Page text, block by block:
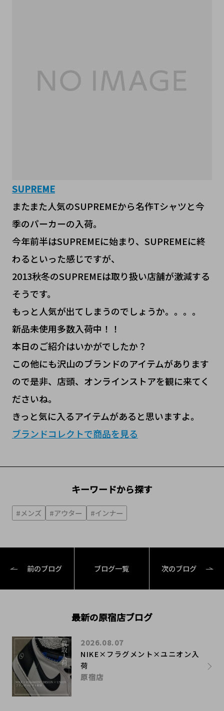
SUPREME
またまた人気のSUPREMEから名作Tシャツと今
季のパーカーの入荷。
今年前半はSUPREMEに始まり、SUPREMEに終
わるといった感じですが、
2013秋冬のSUPREMEは取り扱い店舗が激減する
そうです。
もっと人気が出てしまうのでしょうか。。。。
新品未使用多数入荷中！！
本日のご紹介はいかがでしたか？
この他にも沢山のブランドのアイテムがあります
ので是非、店頭、オンラインストアを観に来てく
ださいね。
きっと気に入るアイテムがあると思いますよ。
ブランドコレクトで商品を見る
キーワードから探す
#メンズ #アウター #インナー
前のブログ ブログ一覧 次のブログ
最新の原宿店ブログ
NIKE×フラグメント×ユニオン入
荷
2026.08.07
原宿店